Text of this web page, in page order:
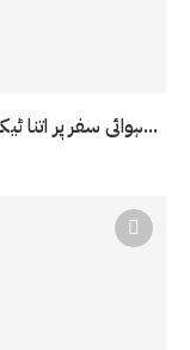
ہوائی سفر پر اتنا ٹیکس ؛ مسلم لیگ( ن) اوورسیز رہنما سخت...